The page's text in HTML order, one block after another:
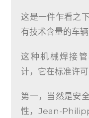
这是一件乍看之
有技术含量的车辆
这种机械焊接
计，它在标准许
第一，当然是安
性，Jean-